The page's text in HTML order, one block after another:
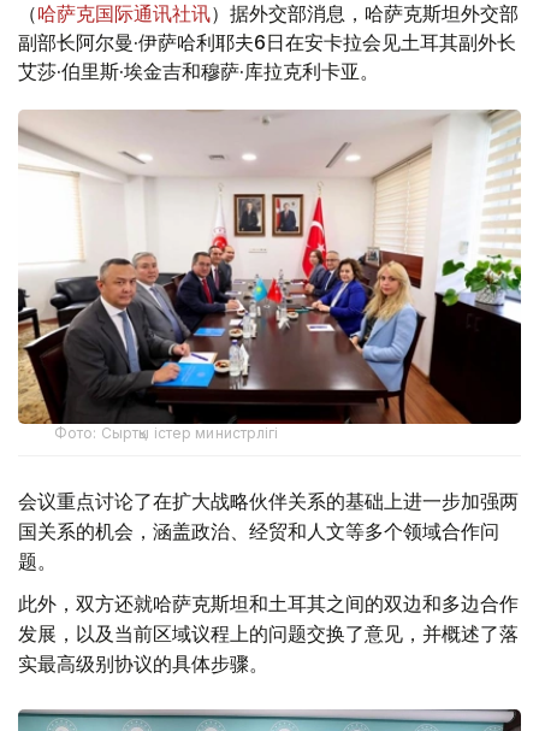
（哈萨克国际通讯社讯）据外交部消息，哈萨克斯坦外交部
副部长阿尔曼·伊萨哈利耶夫6日在安卡拉会见土耳其副外长
艾莎·伯里斯·埃金吉和穆萨·库拉克利卡亚。
Фото: Сыртқы істер министрлігі
会议重点讨论了在扩大战略伙伴关系的基础上进一步加强两
国关系的机会，涵盖政治、经贸和人文等多个领域合作问
题。
此外，双方还就哈萨克斯坦和土耳其之间的双边和多边合作
发展，以及当前区域议程上的问题交换了意见，并概述了落
实最高级别协议的具体步骤。